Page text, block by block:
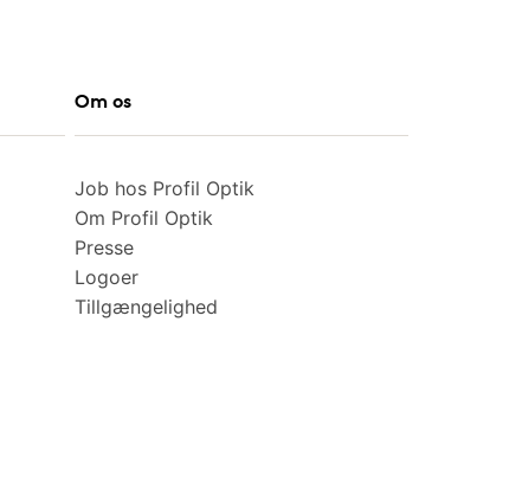
Om os
Job hos Profil Optik
Om Profil Optik
Presse
Logoer
Tillgængelighed